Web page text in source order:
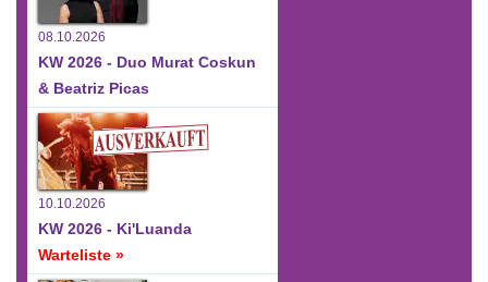
08.10.2026
KW 2026 - Duo Murat Coskun
& Beatriz Picas
10.10.2026
KW 2026 - Ki'Luanda
Warteliste »